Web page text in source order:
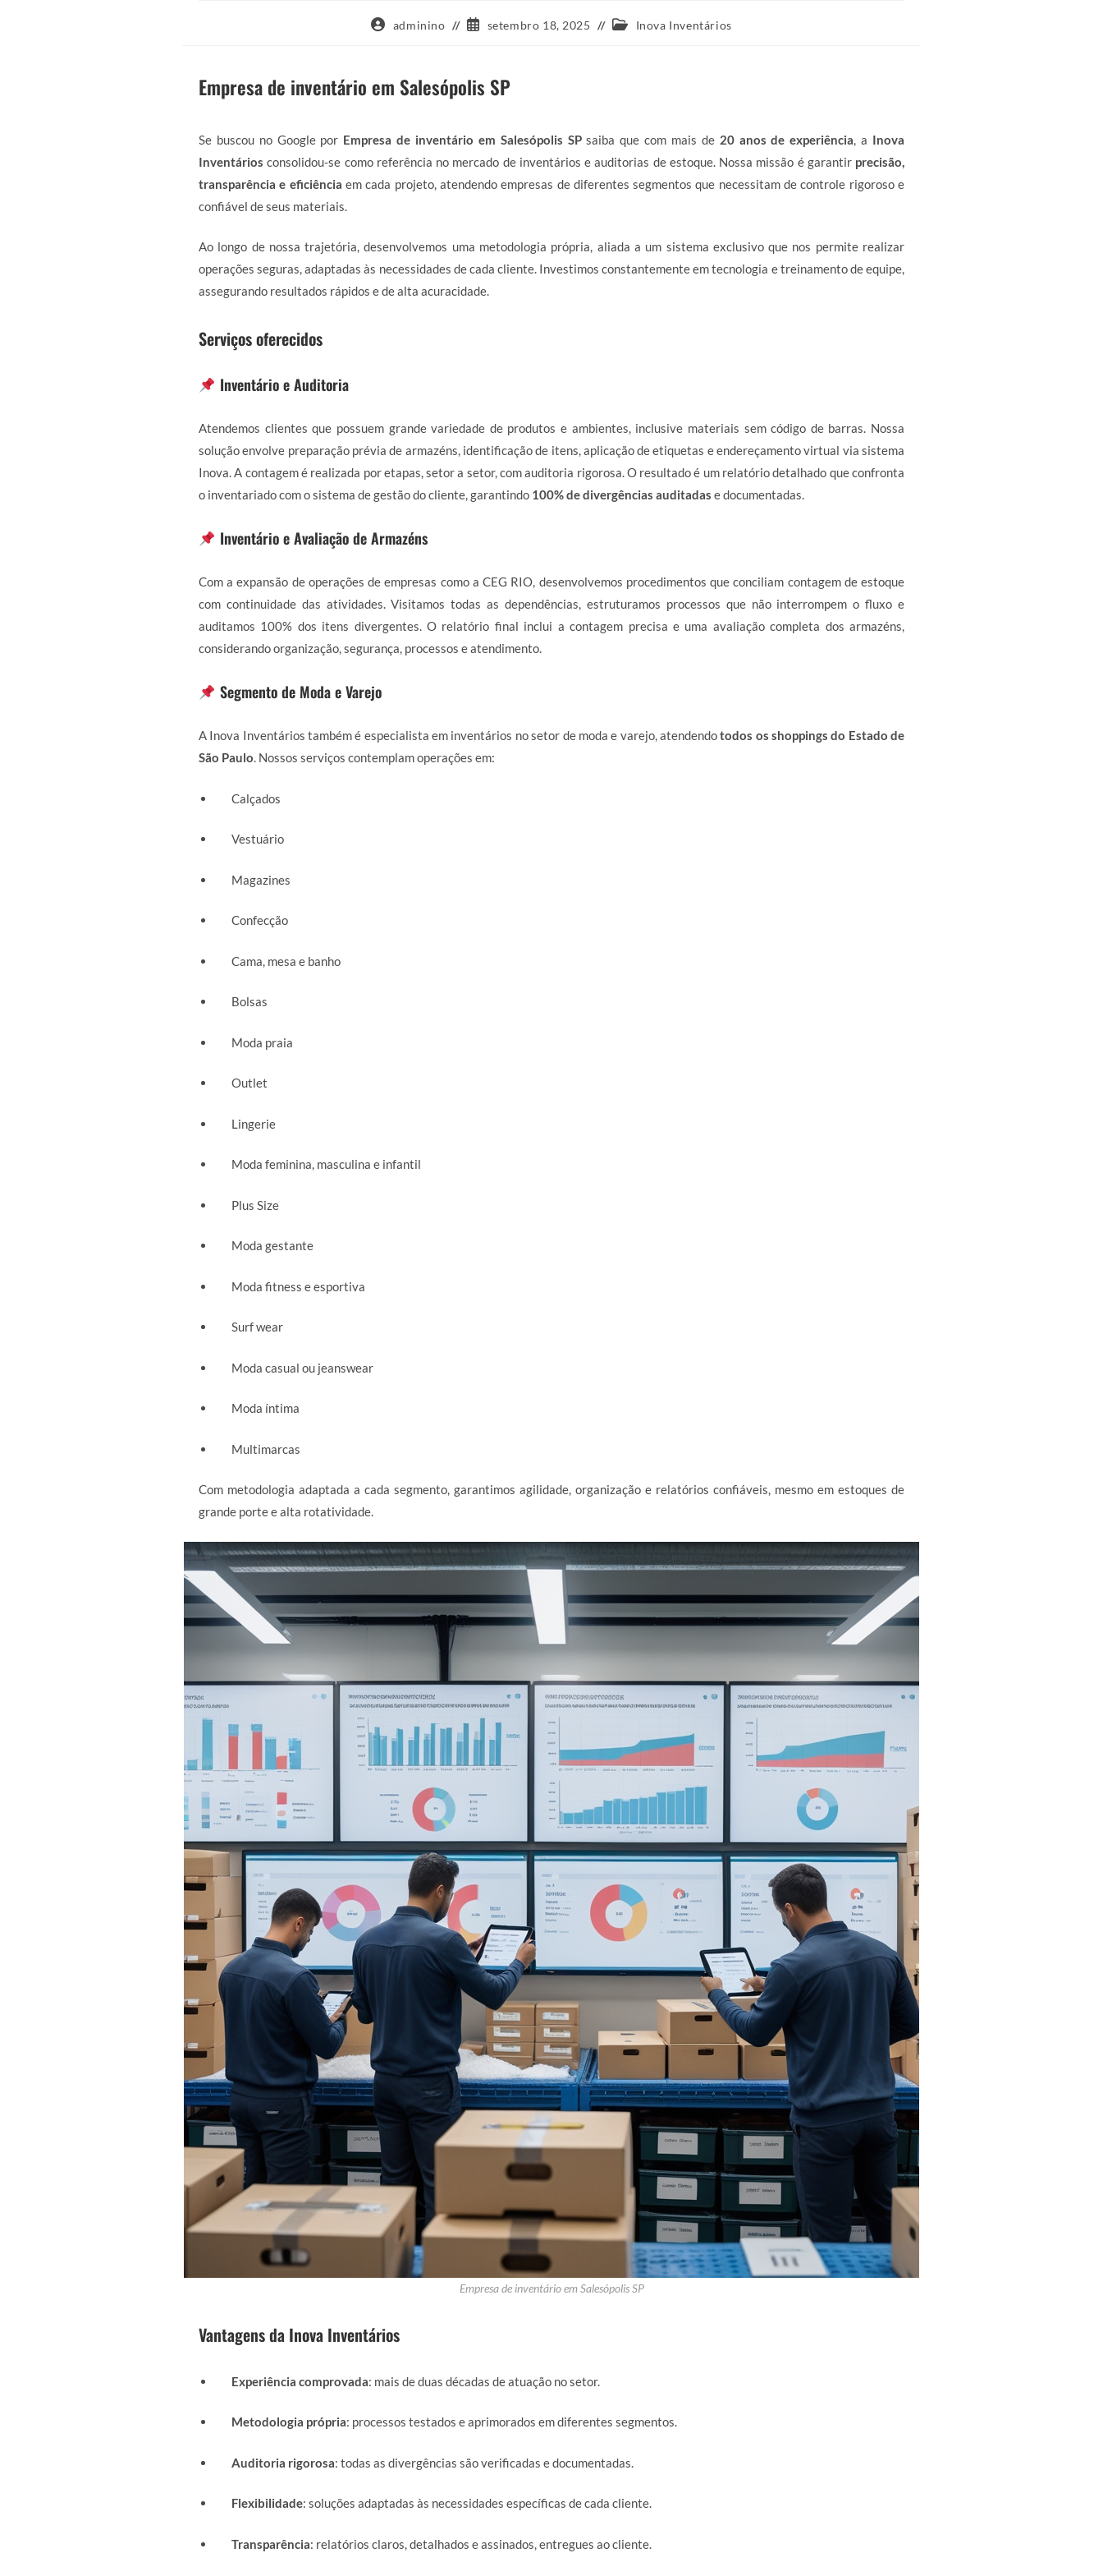
Autoradminino
Postsetembro 18, 2025
Categoria
Inova Inventários
Empresa de inventário em Salesópolis SP
Se buscou no Google por Empresa de inventário em Salesópolis SPsaiba que com mais de 20 anos de experiência , a Inova
Inventários consolidou-se como referência no mercado de inventários e auditorias de estoque. Nossa missão é garantir precisão,
transparência e eficiência em cada projeto, atendendo empresas de diferentes segmentos que necessitam de controle rigoroso e
confiável de seus materiais.
Ao longo de nossa trajetória, desenvolvemos uma metodologia própria, aliada a um sistema exclusivo que nos permite realizar
operações seguras, adaptadas às necessidades de cada cliente. Investimos constantemente em tecnologia e treinamento de equipe,
assegurando resultados rápidos e de alta acuracidade.
Serviços oferecidos
Inventário e Auditoria
Atendemos clientes que possuem grande variedade de produtos e ambientes, inclusive materiais sem código de barras. Nossa
solução envolve preparação prévia de armazéns, identificação de itens, aplicação de etiquetas e endereçamento virtual via sistema
Inova. A contagem é realizada por etapas, setor a setor, com auditoria rigorosa. O resultado é um relatório detalhado que confronta
o inventariado com o sistema de gestão do cliente, garantindo 100% de divergências auditadas e documentadas.
Inventário e Avaliação de Armazéns
Com a expansão de operações de empresas como a CEG RIO, desenvolvemos procedimentos que conciliam contagem de estoque
com continuidade das atividades. Visitamos todas as dependências, estruturamos processos que não interrompem o fluxo e
auditamos 100% dos itens divergentes. O relatório final inclui a contagem precisa e uma avaliação completa dos armazéns,
considerando organização, segurança, processos e atendimento.
Segmento de Moda e Varejo
A Inova Inventários também é especialista em inventários no setor de moda e varejo, atendendotodos os shoppings do Estado de
São Paulo. Nossos serviços contemplam operações em:
Calçados
Vestuário
Magazines
Confecção
Cama, mesa e banho
Bolsas
Moda praia
Outlet
Lingerie
Moda feminina, masculina e infantil
Plus Size
Moda gestante
Moda fitness e esportiva
Surf wear
Moda casual ou jeanswear
Moda íntima
Multimarcas
Com metodologia adaptada a cada segmento, garantimos agilidade, organização e relatórios confiáveis, mesmo em estoques de
grande porte e alta rotatividade.
Empresa de inventário em Salesópolis SP
Vantagens da Inova Inventários
Experiência comprovada: mais de duas décadas de atuação no setor.
Metodologia própria: processos testados e aprimorados em diferentes segmentos.
Auditoria rigorosa: todas as divergências são verificadas e documentadas.
Flexibilidade: soluções adaptadas às necessidades específicas de cada cliente.
Transparência: relatórios claros, detalhados e assinados, entregues ao cliente.